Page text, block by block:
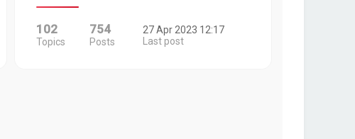
102
Topics
754
Posts
27 Apr 2023 12:17
Last post